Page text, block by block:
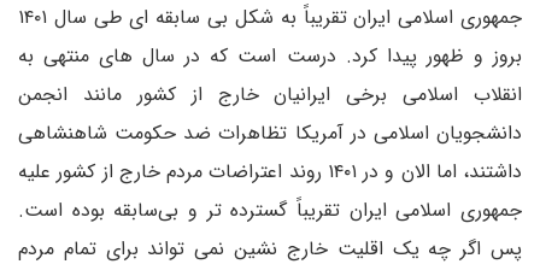
جمهوری اسلامی ایران تقریباً به شکل بی سابقه ای طی سال ۱۴۰۱
بروز و ظهور پیدا کرد. درست است که در سال های منتهی به
انقلاب اسلامی برخی ایرانیان خارج از کشور مانند انجمن
دانشجویان اسلامی در آمریکا تظاهرات ضد حکومت شاهنشاهی
داشتند، اما الان و در ۱۴۰۱ روند اعتراضات مردم خارج از کشور علیه
جمهوری اسلامی ایران تقریباً گسترده تر و بی‌سابقه بوده است.
پس اگر چه یک اقلیت خارج نشین نمی تواند برای تمام مردم